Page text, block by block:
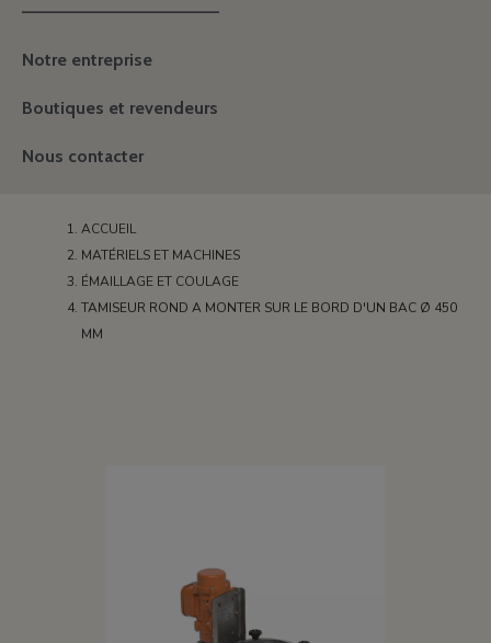
———————————————
Notre entreprise
Boutiques et revendeurs
Nous contacter
ACCUEIL
MATÉRIELS ET MACHINES
ÉMAILLAGE ET COULAGE
TAMISEUR ROND A MONTER SUR LE BORD D'UN BAC Ø 450
MM